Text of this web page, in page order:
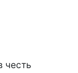
честь